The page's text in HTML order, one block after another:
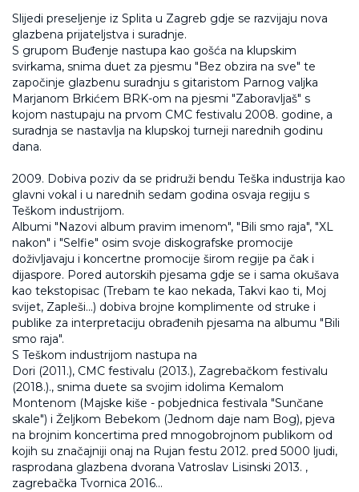
Slijedi preseljenje iz Splita u Zagreb gdje se razvijaju nova
glazbena prijateljstva i suradnje.
S grupom Buđenje nastupa kao gošća na klupskim
svirkama, snima duet za pjesmu "Bez obzira na sve" te
započinje glazbenu suradnju s gitaristom Parnog valjka
Marjanom Brkićem BRK-om na pjesmi "Zaboravljaš" s
kojom nastupaju na prvom CMC festivalu 2008. godine, a
suradnja se nastavlja na klupskoj turneji narednih godinu
dana.
2009. Dobiva poziv da se pridruži bendu Teška industrija kao
glavni vokal i u narednih sedam godina osvaja regiju s
Teškom industrijom.
Albumi "Nazovi album pravim imenom", "Bili smo raja", "XL
nakon" i "Selfie" osim svoje diskografske promocije
doživljavaju i koncertne promocije širom regije pa čak i
dijaspore. Pored autorskih pjesama gdje se i sama okušava
kao tekstopisac (Trebam te kao nekada, Takvi kao ti, Moj
svijet, Zapleši...) dobiva brojne komplimente od struke i
publike za interpretaciju obrađenih pjesama na albumu "Bili
smo raja".
S Teškom industrijom nastupa na
Dori (2011.), CMC festivalu (2013.), Zagrebačkom festivalu
(2018.)., snima duete sa svojim idolima Kemalom
Montenom (Majske kiše - pobjednica festivala "Sunčane
skale") i Željkom Bebekom (Jednom daje nam Bog), pjeva
na brojnim koncertima pred mnogobrojnom publikom od
kojih su značajniji onaj na Rujan festu 2012. pred 5000 ljudi,
rasprodana glazbena dvorana Vatroslav Lisinski 2013. ,
zagrebačka Tvornica 2016...